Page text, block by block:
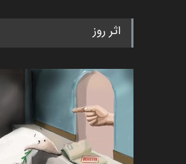
اخبار 2 ماه قبل
رویداد
«ایران
اخبار 6 ماه قبل
اثر روز